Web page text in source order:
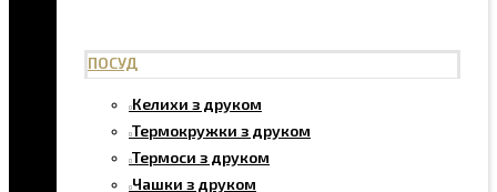
ПОСУД
Келихи з друком
Термокружки з друком
Термоси з друком
Чашки з друком